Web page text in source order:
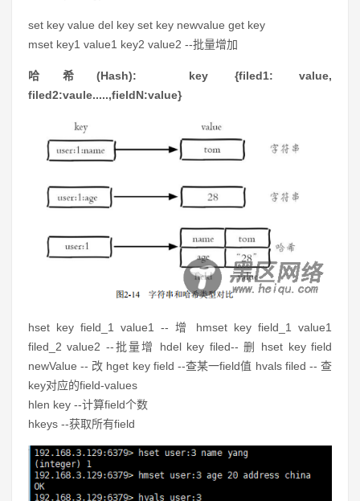
set key value del key set key newvalue get key
mset key1 value1 key2 value2 --批量增加
哈希(Hash): key {filed1: value,
filed2:vaule.....,fieldN:value}
hset key field_1 value1 -- 增 hmset key field_1 value1
filed_2 value2 --批量增 hdel key filed-- 删 hset key field
newValue-- 改 hget key field --查某一field值 hvals filed -- 查
key对应的field-values
hlen key --计算field个数
hkeys --获取所有field